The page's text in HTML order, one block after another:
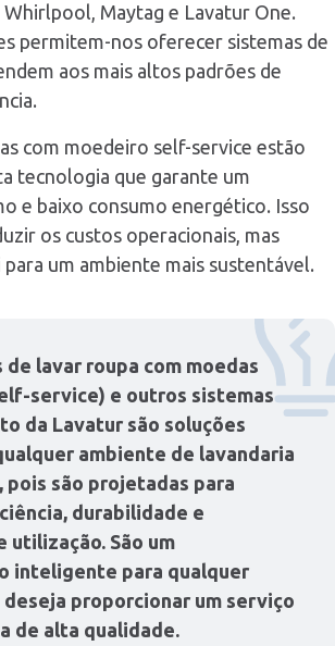
Whirlpool, Maytag e Lavatur One.
permitem-nos oferecer sistemas de
aos mais altos padrões de
com moedeiro self-service estão
tecnologia que garante um
e baixo consumo energético. Isso
os custos operacionais, mas
um ambiente mais sustentável.
de lavar roupa com moedas
service) e outros sistemas
da Lavatur são soluções
ambiente de lavandaria
são projetadas para
durabilidade e
utilização. São um
inteligente para qualquer
proporcionar um serviço
de alta qualidade.